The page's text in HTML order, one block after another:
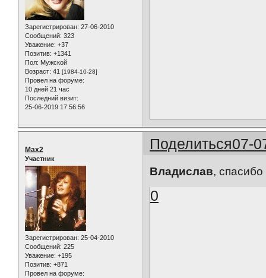
Зарегистрирован: 27-06-2010
Сообщений: 323
Уважение: +37
Позитив: +1341
Пол: Мужской
Возраст: 41 [1984-10-28]
Провел на форуме:
10 дней 21 час
Последний визит:
25-06-2019 17:56:56
Поделиться07-
Max2
Участник
Зарегистрирован: 25-04-2010
Сообщений: 225
Уважение: +195
Позитив: +871
Провел на форуме:
Владислав,
0